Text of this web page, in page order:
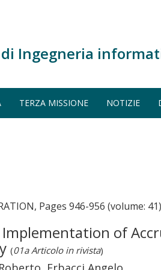
Ingegneria
TERZA MISSIONE NOTIZIE
Pages 946-956 (volume: 41)
of
(01a Articolo in rivista)